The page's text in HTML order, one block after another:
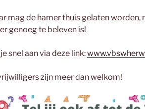
mag de hamer thuis gelaten worden,
genoeg te beleven is!
snel aan via deze link:
zijn meer dan welkom!